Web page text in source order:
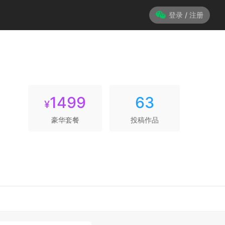
登录 / 注册
¥1499
豪华套餐
63
投稿作品